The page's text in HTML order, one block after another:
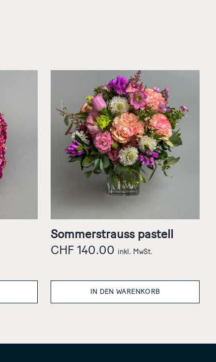
Sommerstrauss pastell
CHF 140.00 inkl. MwSt.
IN DEN WARENKORB